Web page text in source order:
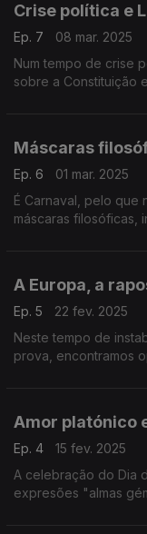
Crise política e
Ep. 7
08 mar. 2025
Num tempo de crise
sobre a Constituição
Máscaras
Ep. 6
01 mar. 2025
É Carnaval, pelo que
máscaras filosóficas,
A Europa, a
Ep. 5
22 fev. 2025
Neste tempo de
prova, encontramos
Amor platónico
Ep. 4
15 fev. 2025
A celebração do Dia
expresões "almas